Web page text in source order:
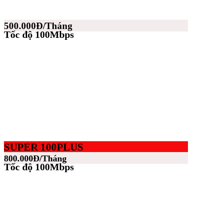
500.000Đ/Tháng
Tốc độ 100Mbps
SUPER 100PLUS
800.000Đ/Tháng
Tốc độ 100Mbps